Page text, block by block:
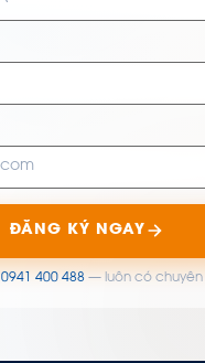
ĐĂNG KÝ NGAY
0941 400 488— luôn có chuyên